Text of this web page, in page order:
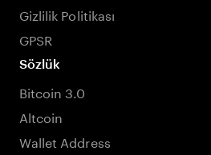
Gizlilik Politikası
GPSR
Sözlük
Bitcoin 3.0
Altcoin
Wallet Address